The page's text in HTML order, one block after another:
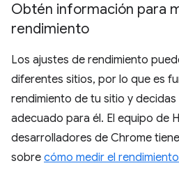
Obtén información para
rendimiento
Los ajustes de rendimiento
diferentes sitios, por lo que es
rendimiento de tu sitio y decidas
adecuado para él. El equipo de
desarrolladores de Chrome
sobre cómo medir el